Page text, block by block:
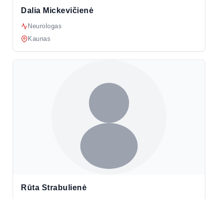
Dalia Mickevičienė
Neurologas
Kaunas
Rūta Strabulienė